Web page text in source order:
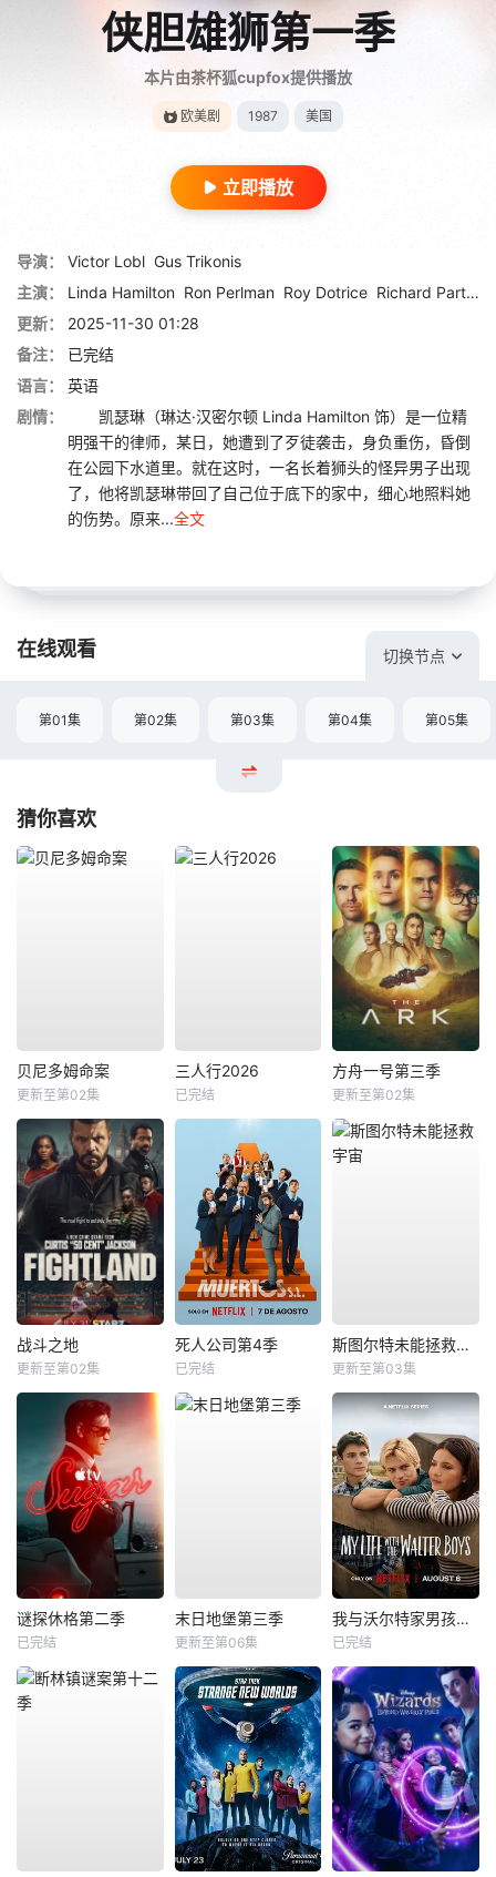
侠胆雄狮第一季
本片由茶杯狐cupfox提供播放
欧美剧 1987 美国
立即播放
导演： Victor Lobl Gus Trikonis
主演：
Linda Hamilton Ron Perlman Roy Dotrice Richard Partlow
更新：
2025-11-30 01:28
备注：
已完结
语言：
英语
剧情：
凯瑟琳（琳达·汉密尔顿 Linda Hamilton 饰）是一位精
明强干的律师，某日，她遭到了歹徒袭击，身负重伤，昏倒
在公园下水道里。就在这时，一名长着狮头的怪异男子出现
了，他将凯瑟琳带回了自己位于底下的家中，细心地照料她
的伤势。原来...全文
在线观看 切换节点
第01集 第02集 第03集 第04集 第05集
猜你喜欢
贝尼多姆命案
更新至第02集
三人行2026
已完结
方舟一号第三季
更新至第02集
战斗之地
更新至第02集
死人公司第4季
已完结
斯图尔特未能拯救宇宙
更新至第03集
谜探休格第二季
已完结
末日地堡第三季
更新至第06集
我与沃尔特家男孩的生活第三季
已完结